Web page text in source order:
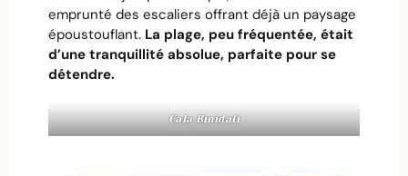
emprunté des escaliers offrant déjà un paysage
époustouflant. La plage, peu fréquentée, était
d’une tranquillité absolue, parfaite pour se
détendre.
Cala Binidali